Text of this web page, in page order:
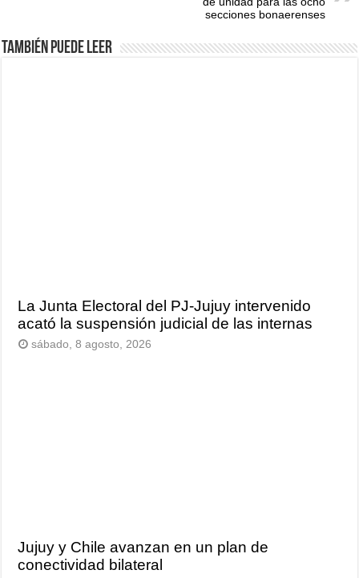
secciones bonaerenses
También puede leer
La Junta Electoral del PJ-Jujuy intervenido
acató la suspensión judicial de las internas
sábado, 8 agosto, 2026
Jujuy y Chile avanzan en un plan de
conectividad bilateral